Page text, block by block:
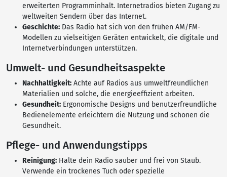
erweiterten Programminhalt. Internetradios bieten Zugang zu
weltweiten Sendern über das Internet.
Geschichte: Das Radio hat sich von den frühen AM/FM-
Modellen zu vielseitigen Geräten entwickelt, die digitale und
Internetverbindungen unterstützen.
Umwelt- und Gesundheitsaspekte
Nachhaltigkeit: Achte auf Radios aus umweltfreundlichen
Materialien und solche, die energieeffizient arbeiten.
Gesundheit: Ergonomische Designs und benutzerfreundliche
Bedienelemente erleichtern die Nutzung und schonen die
Gesundheit.
Pflege- und Anwendungstipps
Reinigung: Halte dein Radio sauber und frei von Staub.
Verwende ein trockenes Tuch oder spezielle